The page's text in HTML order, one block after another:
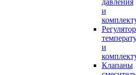
давления
и
и
Клапаны